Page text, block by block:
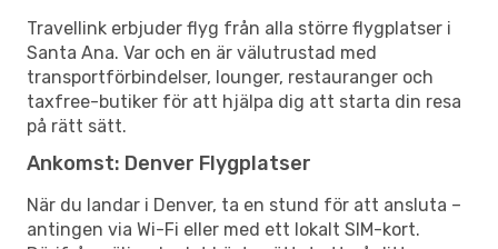
Travellink erbjuder flyg från alla större flygplatser i
Santa Ana. Var och en är välutrustad med
transportförbindelser, lounger, restauranger och
taxfree-butiker för att hjälpa dig att starta din resa
på rätt sätt.
Ankomst: Denver Flygplatser
När du landar i Denver, ta en stund för att ansluta –
antingen via Wi-Fi eller med ett lokalt SIM-kort.